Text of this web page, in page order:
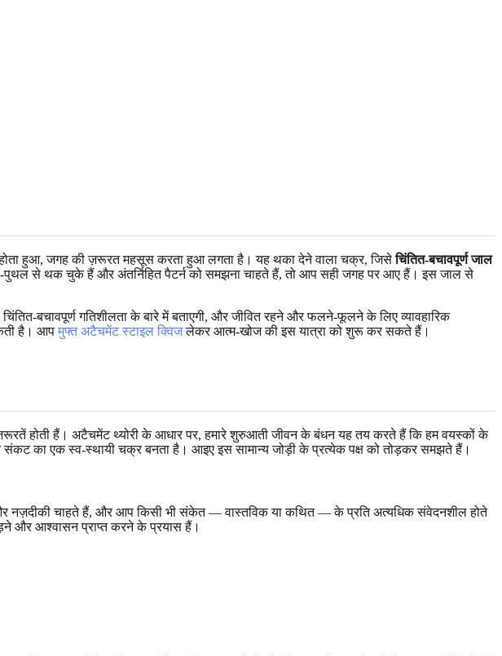
होता हुआ, जगह की ज़रूरत महसूस करता हुआ लगता है। यह थका देने वाला चक्र, जिसेचिंतित-बचावपूर्ण जाल
से थक चुके हैं और अंतर्निहित पैटर्न को समझना चाहते हैं, तो आप सही जगह पर आए हैं। इस जाल से
बचावपूर्ण गतिशीलता के बारे में बताएगी, और जीवित रहने और फलने-फूलने के लिए व्यावहारिक
है। आप मुफ्त अटैचमेंट स्टाइल क्विजलेकर आत्म-खोज की इस यात्रा को शुरू कर सकते हैं।
होती हैं। अटैचमेंट थ्योरी के आधार पर, हमारे शुरुआती जीवन के बंधन यह तय करते हैं कि हम वयस्कों के
का एक स्व-स्थायी चक्र बनता है। आइए इस सामान्य जोड़ी के प्रत्येक पक्ष को तोड़कर समझते हैं।
नज़दीकी चाहते हैं, और आप किसी भी संकेत — वास्तविक या कथित — के प्रति अत्यधिक संवेदनशील होते
और आश्वासन प्राप्त करने के प्रयास हैं।